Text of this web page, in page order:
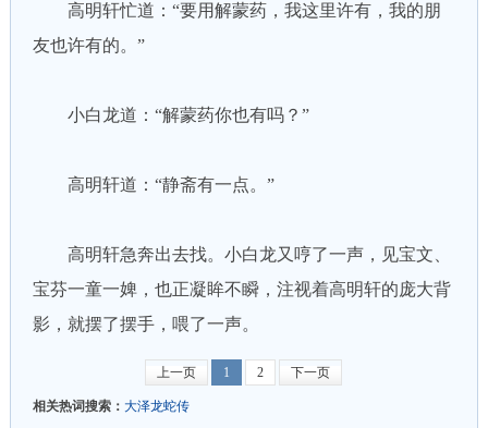
高明轩忙道：“要用解蒙药，我这里许有，我的朋
友也许有的。”
小白龙道：“解蒙药你也有吗？”
高明轩道：“静斋有一点。”
高明轩急奔出去找。小白龙又哼了一声，见宝文、
宝芬一童一婢，也正凝眸不瞬，注视着高明轩的庞大背
影，就摆了摆手，喂了一声。
上一页 1 2 下一页
相关热词搜索： 大泽龙蛇传